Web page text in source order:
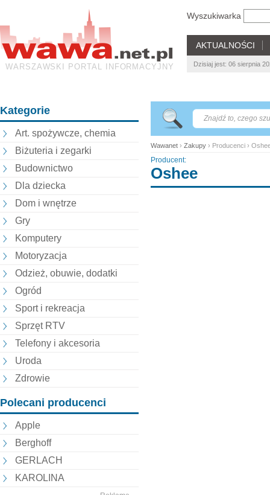
WARSZAWSKI PORTAL INFORMACYJNY
Wyszukiwarka
AKTUALNOŚCI
Dzisiaj jest: 06 sierpnia
Kategorie
Art. spożywcze, chemia
Biżuteria i zegarki
Budownictwo
Dla dziecka
Dom i wnętrze
Gry
Komputery
Motoryzacja
Odzież, obuwie, dodatki
Ogród
Sport i rekreacja
Sprzęt RTV
Telefony i akcesoria
Uroda
Zdrowie
Polecani producenci
Apple
Berghoff
GERLACH
KAROLINA
Wawanet › Zakupy › Producenci ›
Producent:
Oshee